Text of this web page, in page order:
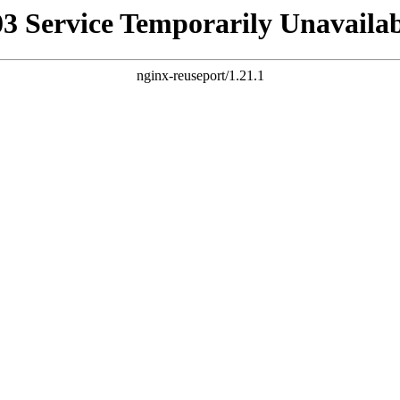
Service Temporarily
nginx-reuseport/1.21.1